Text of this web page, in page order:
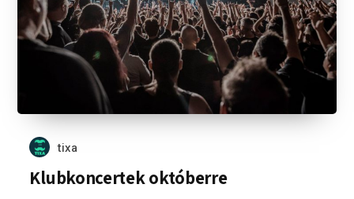
tixa
Klubkoncertek októberre